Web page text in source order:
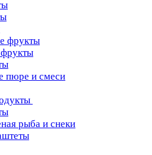
фрукты
фрукты
пюре и смеси
рыба и снеки